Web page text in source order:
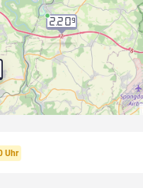
2.209
Uhr